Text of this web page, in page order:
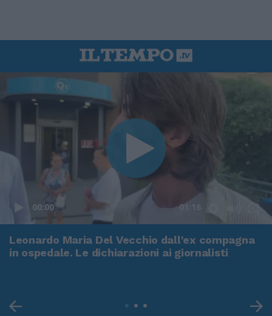
00:00 01:16
Leonardo Maria Del Vecchio dall'ex compagna
in ospedale. Le dichiarazioni ai giornalisti